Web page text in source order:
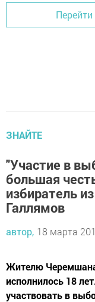
ЗНАЙТЕ
"Участие в
большая
избиратель
Галлямов
автор, 18 марта
Жителю
исполнилось 18
участвовать в